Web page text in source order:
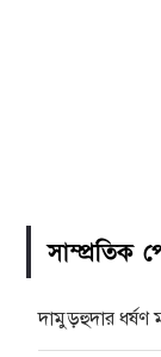
সাম্প্রতিক
দামুড়হুদার ধর্ষণ